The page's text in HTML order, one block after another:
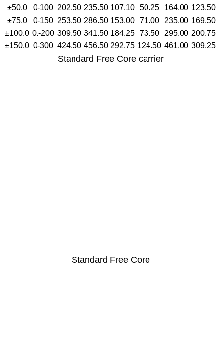
±50.0
0-100 202.50 235.50 107.10 50.25 164.00 123.50
±75.0
0-150 253.50 286.50 153.00 71.00 235.00 169.50
±100.0 0.-200 309.50 341.50 184.25 73.50 295.00 200.75
±150.0 0-300 424.50 456.50 292.75 124.50 461.00 309.25
Standard Free Core carrier
Standard Free Core